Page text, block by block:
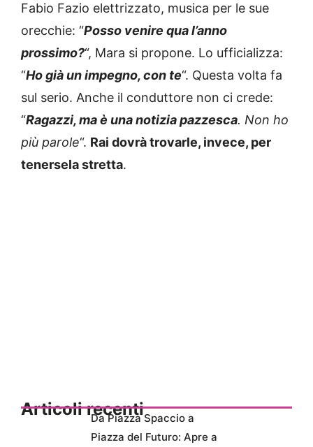
Fabio Fazio elettrizzato, musica per le sue
orecchie: “Posso venire qua l’anno
prossimo?“, Mara si propone. Lo ufficializza:
“Ho già un impegno, con te“. Questa volta fa
sul serio. Anche il conduttore non ci crede:
“Ragazzi, ma è una notizia pazzesca. Non ho
più parole“. Rai dovrà trovarle, invece, per
tenersela stretta.
Articoli recentiDa Piazza Spaccio a
Piazza del Futuro: Apre a